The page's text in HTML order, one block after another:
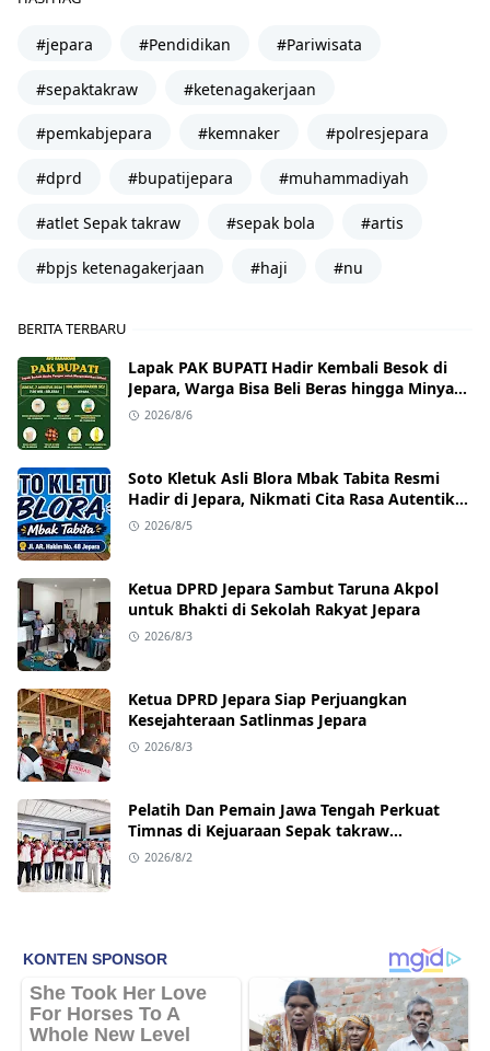
#jepara #Pendidikan #Pariwisata
#sepaktakraw #ketenagakerjaan
#pemkabjepara #kemnaker #polresjepara
#dprd #bupatijepara #muhammadiyah
#atlet Sepak takraw #sepak bola #artis
#bpjs ketenagakerjaan #haji #nu
BERITA TERBARU
Lapak PAK BUPATI Hadir Kembali Besok di
Jepara, Warga Bisa Beli Beras hingga Minyak
Goreng dengan Harga Terjangkau
2026/8/6
Soto Kletuk Asli Blora Mbak Tabita Resmi
Hadir di Jepara, Nikmati Cita Rasa Autentik
Mulai Rp10 Ribu
2026/8/5
Ketua DPRD Jepara Sambut Taruna Akpol
untuk Bhakti di Sekolah Rakyat Jepara
2026/8/3
Ketua DPRD Jepara Siap Perjuangkan
Kesejahteraan Satlinmas Jepara
2026/8/3
Pelatih Dan Pemain Jawa Tengah Perkuat
Timnas di Kejuaraan Sepak takraw
Internasional
2026/8/2